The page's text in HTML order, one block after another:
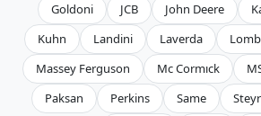
Goldoni
JCB John Deere
Kuhn
Landini Laverda
Massey Ferguson
Mc Cormıck
Paksan
Perkins Same Steyr